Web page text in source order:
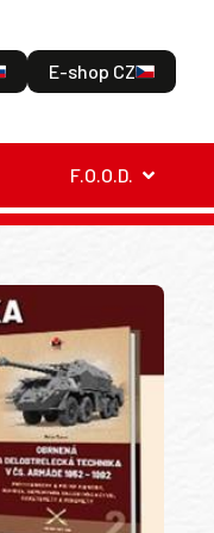
E-shop CZ
F.O.O.D.